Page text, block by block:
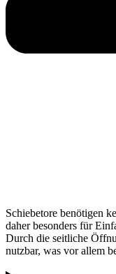
Schiebetore benötigen
daher besonders für
Durch die seitliche
nutzbar, was vor allem